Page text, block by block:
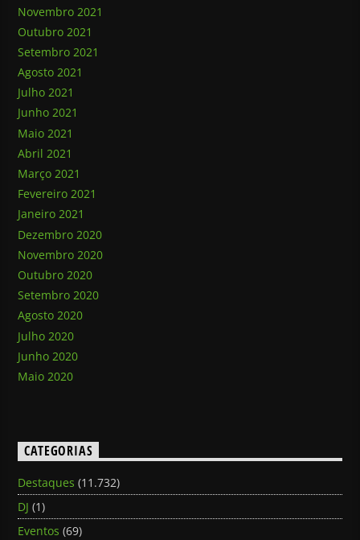
Novembro 2021
Outubro 2021
Setembro 2021
Agosto 2021
Julho 2021
Junho 2021
Maio 2021
Abril 2021
Março 2021
Fevereiro 2021
Janeiro 2021
Dezembro 2020
Novembro 2020
Outubro 2020
Setembro 2020
Agosto 2020
Julho 2020
Junho 2020
Maio 2020
CATEGORIAS
Destaques (11.732)
DJ (1)
Eventos (69)